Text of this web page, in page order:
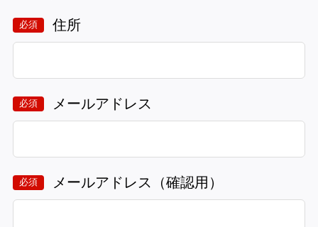
必須 住所
必須 メールアドレス
必須 メールアドレス（確認用）